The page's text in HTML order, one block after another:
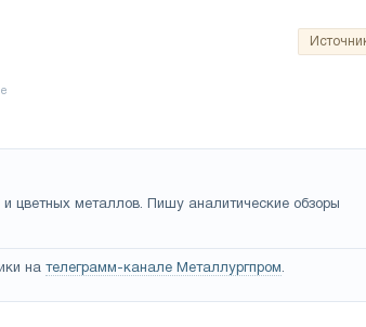
цветных металлов. Пишу аналитические обзоры
на телеграмм-канале Металлургпром.